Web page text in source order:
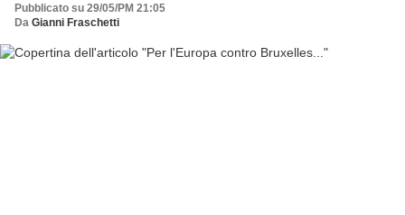
Pubblicato su 29/05/PM 21:05
Da Gianni Fraschetti